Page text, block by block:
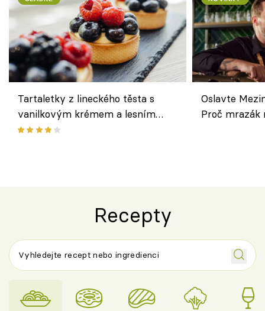
Tartaletky z lineckého těsta s
vanilkovým krémem a lesním
ovocem podle Bread Society
Oslavte
Proč
Recepty